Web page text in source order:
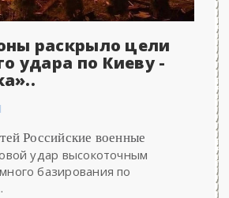
раскрыло цели
удара по Киеву -
Российские военные
удар высокоточным
базирования по